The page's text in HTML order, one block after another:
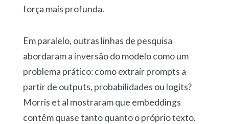
força mais profunda.
Em paralelo, outras linhas de pesquisa
abordaram a inversão do modelo como um
problema prático: como extrair prompts a
partir de outputs, probabilidades ou logits?
Morris et al mostraram que embeddings
contêm quase tanto quanto o próprio texto.